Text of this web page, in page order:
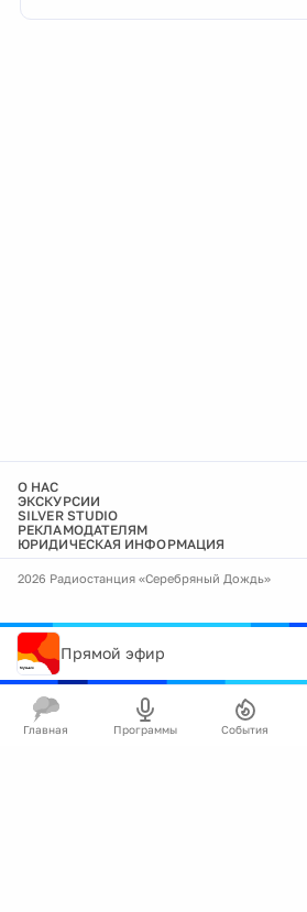
О НАС
ЭКСКУРСИИ
SILVER STUDIO
РЕКЛАМОДАТЕЛЯМ
ЮРИДИЧЕСКАЯ ИНФОРМАЦИЯ
2026 Радиостанция «Серебряный Дождь»
Прямой эфир
Главная Программы События